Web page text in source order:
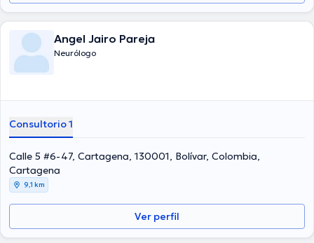
Angel Jairo Pareja
Neurólogo
Consultorio 1
Calle 5 #6-47, Cartagena, 130001, Bolívar, Colombia,
Cartagena
9,1 km
Ver perfil